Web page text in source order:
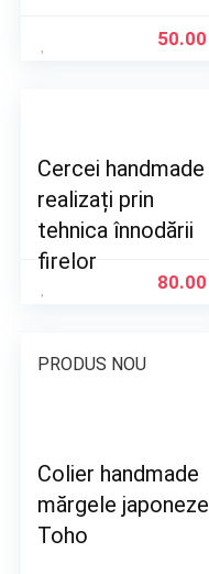
50.00
Cercei handmade
realizați prin
tehnica înnodării
firelor
80.00
PRODUS NOU
Colier handmade
mărgele japoneze
Toho